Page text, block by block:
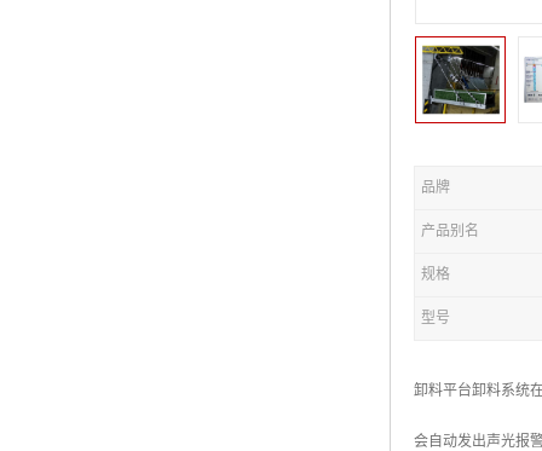
品牌
产品别名
规格
型号
卸料平台卸料系统
会自动发出声光报